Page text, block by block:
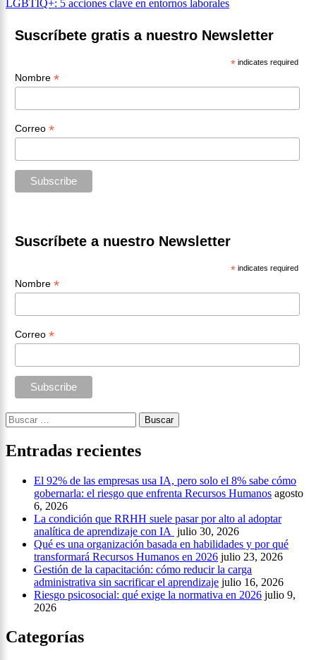
LGBTIQ+: 5 acciones clave en entornos laborales
Suscríbete gratis a nuestro Newsletter
* indicates required
Nombre *
Correo *
Suscríbete a nuestro Newsletter
* indicates required
Nombre *
Correo *
Buscar:
Entradas recientes
El 92% de las empresas usa IA, pero solo el 8% sabe cómo
gobernarla: el riesgo que enfrenta Recursos Humanos agosto
6, 2026
La condición que RRHH suele pasar por alto al adoptar
analítica de aprendizaje con IA julio 30, 2026
Qué es una organización basada en habilidades y por qué
transformará Recursos Humanos en 2026 julio 23, 2026
Gestión de la capacitación: cómo reducir la carga
administrativa sin sacrificar el aprendizaje julio 16, 2026
Riesgo psicosocial: qué exige la normativa en 2026 julio 9,
2026
Categorías